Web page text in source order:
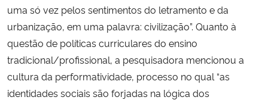
uma só vez pelos sentimentos do letramento e da
urbanização, em uma palavra: civilização”. Quanto à
questão de políticas curriculares do ensino
tradicional/profissional, a pesquisadora mencionou a
cultura da performatividade, processo no qual “as
identidades sociais são forjadas na lógica dos